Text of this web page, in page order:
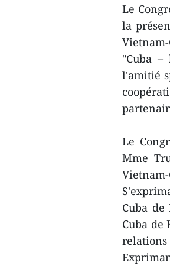
Le
la
"Cuba
l'amitié
Le
Mme
Cuba
Cuba de
relations